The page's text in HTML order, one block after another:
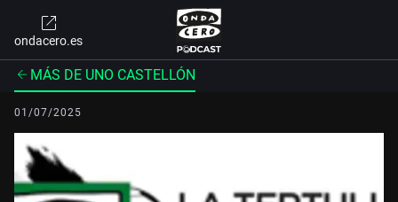
ondacero.es
MÁS DE UNO CASTELLÓN
01/07/2025